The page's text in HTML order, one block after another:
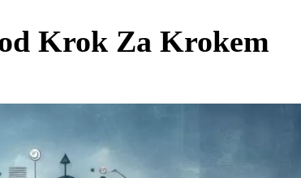
Krok Za Krokem